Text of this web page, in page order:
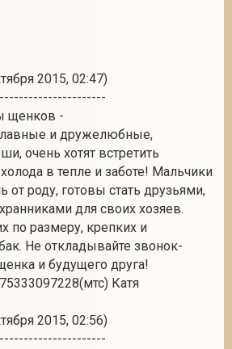
2015, 02:47)
щенков -
и дружелюбные,
очень хотят встретить
в тепле и заботе! Мальчики
от роду, готовы стать друзьями,
для своих хозяев.
по размеру, крепких и
Не откладывайте звонок-
и будущего друга!
Катя
2015, 02:56)